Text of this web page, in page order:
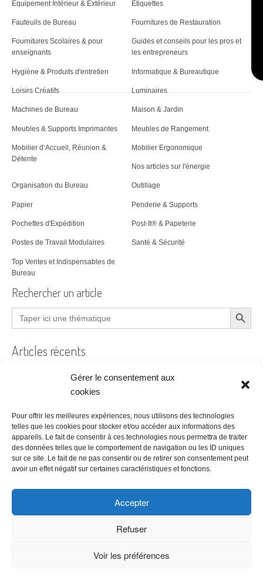
Gérer le consentement aux
cookies
Pour offrir les meilleures expériences, nous utilisons des technologies
telles que les cookies pour stocker et/ou accéder aux informations des
appareils. Le fait de consentir à ces technologies nous permettra de traiter
des données telles que le comportement de navigation ou les ID uniques
sur ce site. Le fait de ne pas consentir ou de retirer son consentement peut
avoir un effet négatif sur certaines caractéristiques et fonctions.
Accepter
Refuser
Voir les préférences
Équipement Intérieur & Extérieur Étiquettes
Fauteuils de Bureau Fournitures de Restauration
Fournitures Scolaires & pour
enseignants
Guides et conseils pour les pros et
les entrepreneurs
Hygiène & Produits d'entretien Informatique & Bureautique
Loisirs Créatifs Luminaires
Machines de Bureau Maison & Jardin
Meubles & Supports Imprimantes Meubles de Rangement
Mobilier d‘Accueil, Réunion &
Détente
Mobilier Ergonomique
Nos articles sur l'énergie
Organisation du Bureau Outillage
Papier Penderie & Supports
Pochettes d'Expédition Post-It® & Papeterie
Postes de Travail Modulaires Santé & Sécurité
Top Ventes et Indispensables de
Bureau
Rechercher un article
Search
for:
Search Button
Articles récents
Prêt à coudre
Acheter ses bureaux, faut-il encore y penser ?
Les étapes à suivre pour la création d’une entreprise